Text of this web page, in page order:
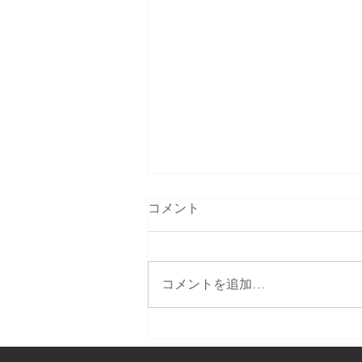
テレビで生中継します
コメント
コメントを追加…